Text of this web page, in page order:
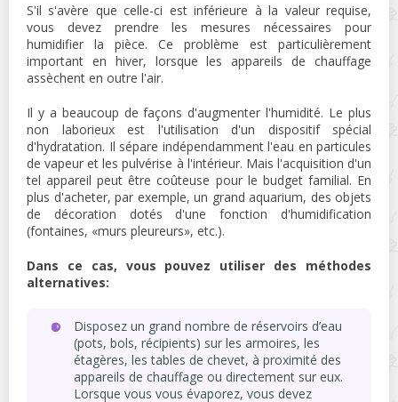
S'il s'avère que celle-ci est inférieure à la valeur requise,
vous devez prendre les mesures nécessaires pour
humidifier la pièce. Ce problème est particulièrement
important en hiver, lorsque les appareils de chauffage
assèchent en outre l'air.
Il y a beaucoup de façons d'augmenter l'humidité. Le plus
non laborieux est l'utilisation d'un dispositif spécial
d'hydratation. Il sépare indépendamment l'eau en particules
de vapeur et les pulvérise à l'intérieur. Mais l'acquisition d'un
tel appareil peut être coûteuse pour le budget familial. En
plus d'acheter, par exemple, un grand aquarium, des objets
de décoration dotés d'une fonction d'humidification
(fontaines, «murs pleureurs», etc.).
Dans ce cas, vous pouvez utiliser des méthodes
alternatives:
Disposez un grand nombre de réservoirs d’eau
(pots, bols, récipients) sur les armoires, les
étagères, les tables de chevet, à proximité des
appareils de chauffage ou directement sur eux.
Lorsque vous vous évaporez, vous devez